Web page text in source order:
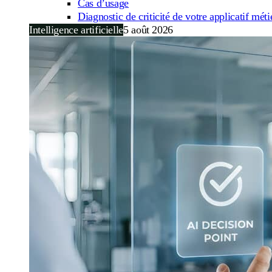
Cas d’usage
Diagnostic de criticité de votre applicatif
Intelligence artificielle5 août 2026